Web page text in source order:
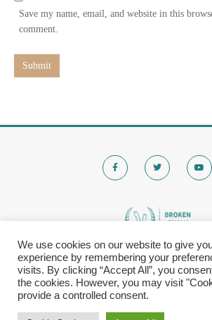
*
e
Save my name, email, and website in this
comment.
Submit
© 2020 Brokenchalk. All rights reserved.
Registered Stichting, KVK-nummer: 80591299​
We use cookies on our website to give
experience by remembering your
visits. By clicking “Accept All”, you
the cookies. However, you may visit
provide a controlled consent.